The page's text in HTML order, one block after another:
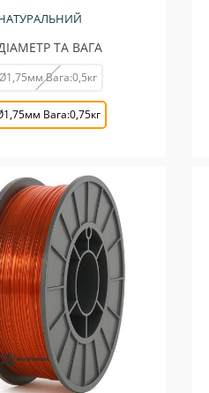
НАТУРАЛЬНИЙ
ТА ВАГА
Вага:0,5кг
Вага:0,75кг